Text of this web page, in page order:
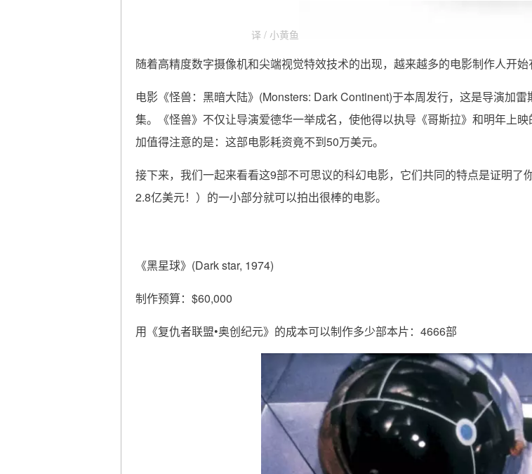
译 / 小黄鱼
随着高精度数字摄像机和尖端视觉特效技术的出现，越来越多的电影制作人开
电影《怪兽：黑暗大陆》(Monsters: Dark Continent)于本周发行，这是导演加
集。《怪兽》不仅让导演爱德华一举成名，使他得以执导《哥斯拉》和明年上
加值得注意的是：这部电影耗资竟不到50万美元。
接下来，我们一起来看看这9部不可思议的科幻电影，它们共同的特点是证明了
2.8亿美元！）的一小部分就可以拍出很棒的电影。
《黑星球》(Dark star, 1974)
制作预算：$60,000
用《复仇者联盟•奥创纪元》的成本可以制作多少部本片：4666部